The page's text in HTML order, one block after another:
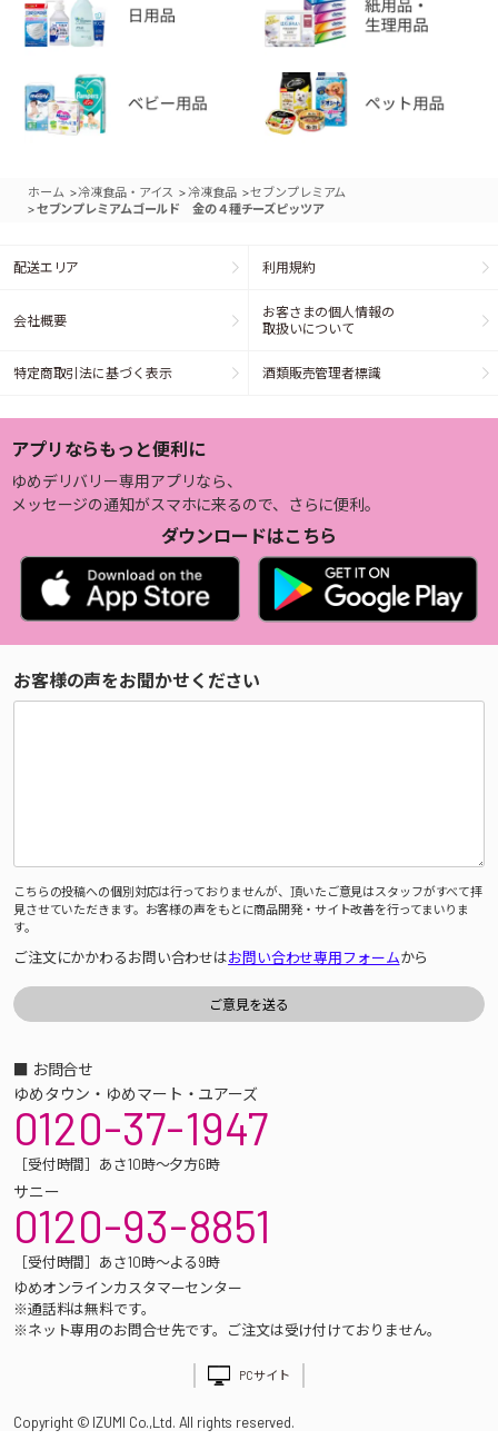
ホーム >冷凍食品・アイス > 冷凍食品 >セブンプレミアム
>セブンプレミアムゴールド 金の４種チーズピッツア
配送エリア 利用規約
会社概要
お客さまの個人情報の
取扱いについて
特定商取引法に基づく表示 酒類販売管理者標識
アプリならもっと便利に
ゆめデリバリー専用アプリなら、
メッセージの通知がスマホに来るので、さらに便利。
ダウンロードはこちら
お客様の声をお聞かせください
こちらの投稿への個別対応は行っておりませんが、頂いたご意見はスタッフがすべて拝
見させていただきます。お客様の声をもとに商品開発・サイト改善を行ってまいりま
す。
ご注文にかかわるお問い合わせはお問い合わせ専用フォームから
■ お問合せ
ゆめタウン・ゆめマート・ユアーズ
0120-37-1947
［受付時間］あさ10時～夕方6時
サニー
0120-93-8851
［受付時間］あさ10時～よる9時
ゆめオンラインカスタマーセンター
※通話料は無料です。
※ネット専用のお問合せ先です。ご注文は受け付けておりません。
PCサイト
Copyright © IZUMI Co.,Ltd. All rights reserved.